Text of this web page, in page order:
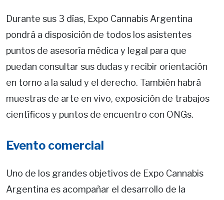
Durante sus 3 días, Expo Cannabis Argentina
pondrá a disposición de todos los asistentes
puntos de asesoría médica y legal para que
puedan consultar sus dudas y recibir orientación
en torno a la salud y el derecho. También habrá
muestras de arte en vivo, exposición de trabajos
científicos y puntos de encuentro con ONGs.
Evento comercial
Uno de los grandes objetivos de Expo Cannabis
Argentina es acompañar el desarrollo de la